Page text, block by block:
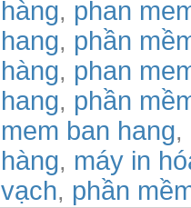
hàng, phan
hang, phần
hàng, phan
hang, phần
mem ban hang,
hàng, máy in
vạch, phần